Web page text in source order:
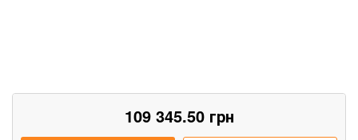
109 345.50грн